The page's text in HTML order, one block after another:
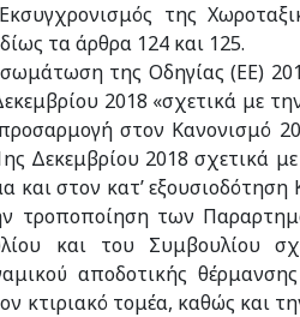
της
τα άρθρα 124 και 125.
της Οδηγίας (ΕΕ)
2018 «σχετικά με
στον Κανονισμό
Δεκεμβρίου 2018 σχετικά
και στον κατ’
τροποποίηση των
και του Συμβουλίου
αποδοτικής
κτιριακό τομέα, καθώς και